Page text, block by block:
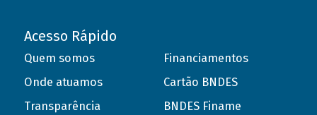
Acesso Rápido
Quem somos
Onde atuamos
Transparência
Financiamentos
Cartão BNDES
BNDES Finame